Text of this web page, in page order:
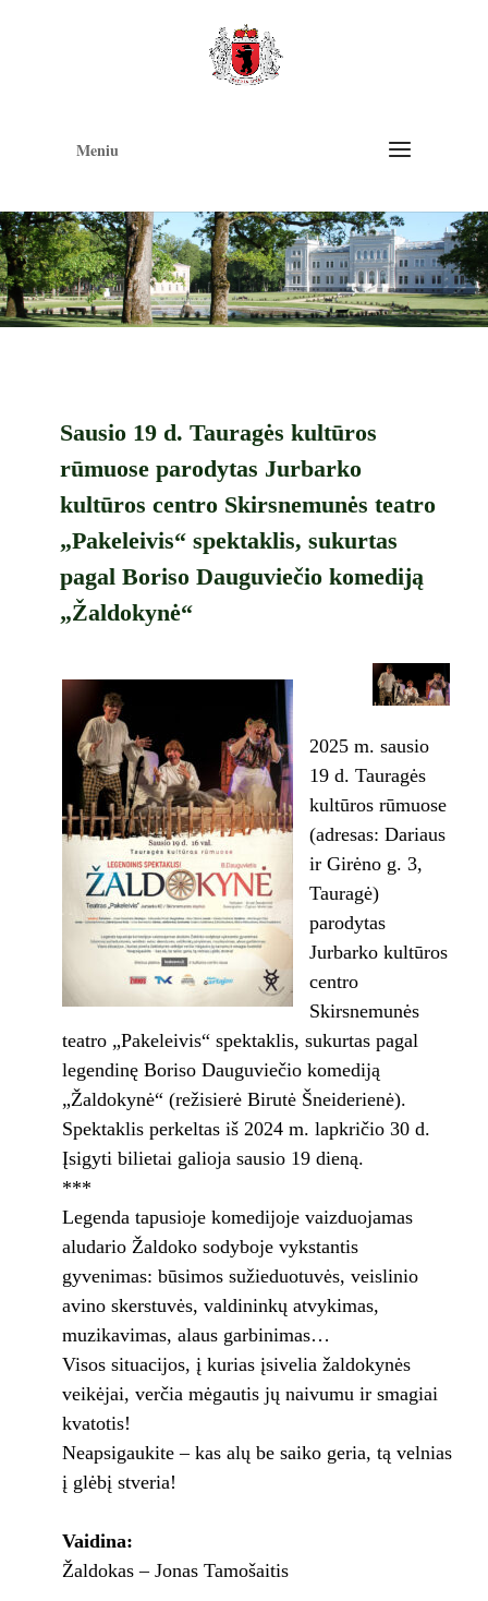
Meniu
Sausio 19 d. Tauragės kultūros
rūmuose parodytas Jurbarko
kultūros centro Skirsnemunės teatro
„Pakeleivis“ spektaklis, sukurtas
pagal Boriso Dauguviečio komediją
„Žaldokynė“
2025 m. sausio
19 d. Tauragės
kultūros rūmuose
(adresas: Dariaus
ir Girėno g. 3,
Tauragė)
parodytas
Jurbarko kultūros
centro
Skirsnemunės
teatro „Pakeleivis“ spektaklis, sukurtas pagal
legendinę Boriso Dauguviečio komediją
„Žaldokynė“ (režisierė Birutė Šneiderienė).
Spektaklis perkeltas iš 2024 m. lapkričio 30 d.
Įsigyti bilietai galioja sausio 19 dieną.
***
Legenda tapusioje komedijoje vaizduojamas
aludario Žaldoko sodyboje vykstantis
gyvenimas: būsimos sužieduotuvės, veislinio
avino skerstuvės, valdininkų atvykimas,
muzikavimas, alaus garbinimas…
Visos situacijos, į kurias įsivelia žaldokynės
veikėjai, verčia mėgautis jų naivumu ir smagiai
kvatotis!
Neapsigaukite – kas alų be saiko geria, tą velnias
į glėbį stveria!
Vaidina:
Žaldokas – Jonas Tamošaitis